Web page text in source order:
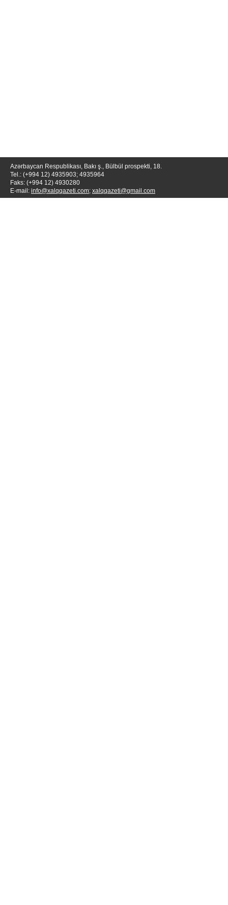
Azərbaycan Respublikası, Bakı ş., Bülbül prospekti, 18.
Tel.: (+994 12) 4935903; 4935964
Faks: (+994 12) 4930280
E-mail: info@xalqqazeti.com; xalqqazeti@gmail.com